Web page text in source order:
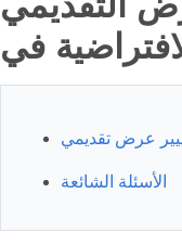
عرض تقديمي
الأسئلة الشائعة